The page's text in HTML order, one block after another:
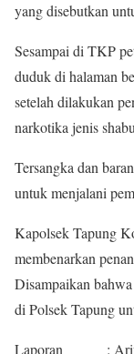
yang disebutkan
Sesampai di TKP
duduk di halaman
setelah dilakukan
narkotika jenis
Tersangka dan
untuk menjalani
Kapolsek Tapung
membenarkan
Disampaikan
di Polsek Tapung
Laporan :